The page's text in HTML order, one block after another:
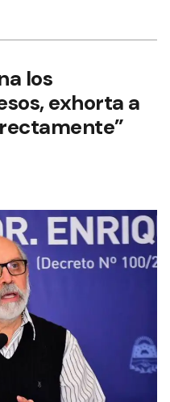
los
exhorta a